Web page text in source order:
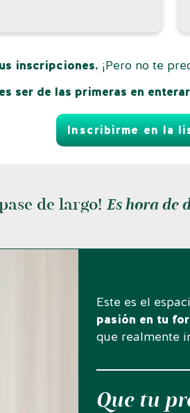
inscripciones. ¡Pero no te
ser de las primeras en
Inscribirme en la
de largo!Es hora de
Este es el
pasión en tu
que realmente
Que tu